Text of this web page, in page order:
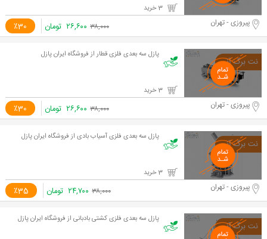
٪30 پیروزی - تهران ۳۸,۰۰۰ ۲۶,۶۰۰ تومان
پازل سه بعدی فلزی قطار از فروشگاه ایران پازل
٪30 پیروزی - تهران ۳۸,۰۰۰ ۲۶,۶۰۰ تومان
پازل سه بعدی فلزی آسیاب بادی از فروشگاه ایران پازل
٪35 پیروزی - تهران ۳۸,۰۰۰ ۲۴,۷۰۰ تومان
پازل سه بعدی فلزی کشتی بادبانی از فروشگاه ایران پازل